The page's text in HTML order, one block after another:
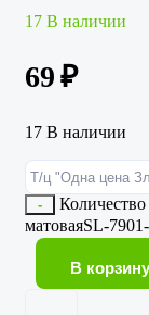
17 В наличии
69₽
17 В наличии
-
матоваяSL-
В корзину